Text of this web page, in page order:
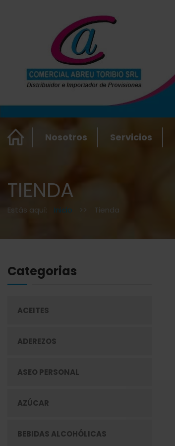
Nosotros Servicios
TIENDA
Estás aquí: Inicio >> Tienda
Categorias
ACEITES
ADEREZOS
ASEO PERSONAL
AZÚCAR
BEBIDAS ALCOHÓLICAS